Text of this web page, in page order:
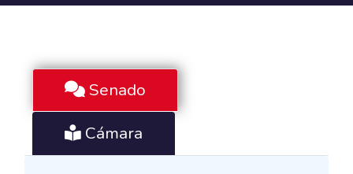
Senado
Cámara